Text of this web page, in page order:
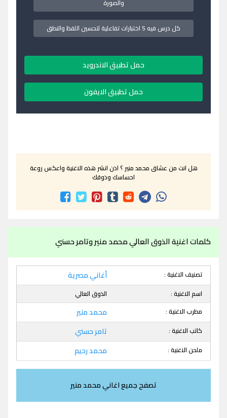
والصورة
كل درس فيه 5 اختبارات تفاعلية لتحسين اللفظ والنطق
حمل تطبيق الاندرويد
حمل تطبيق الايفون
هل انت من عشاق محمد منير ؟ اذن انشر هذه الاغنية واعكس روعة
احساسك وذوقك
كلمات اغنية الذوق العالي محمد منير وتامر حسني
تصنيف الاغنية : أغاني مصرية
اسم الاغنية :
الذوق العالي
مطرب الاغنية :
محمد منير
كاتب الاغنية : تامر حسني
ملحن الاغنية : محمد رحيم
تصفح جميع اغاني محمد منير